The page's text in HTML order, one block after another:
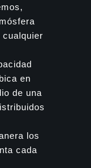
en
de una
los
cada